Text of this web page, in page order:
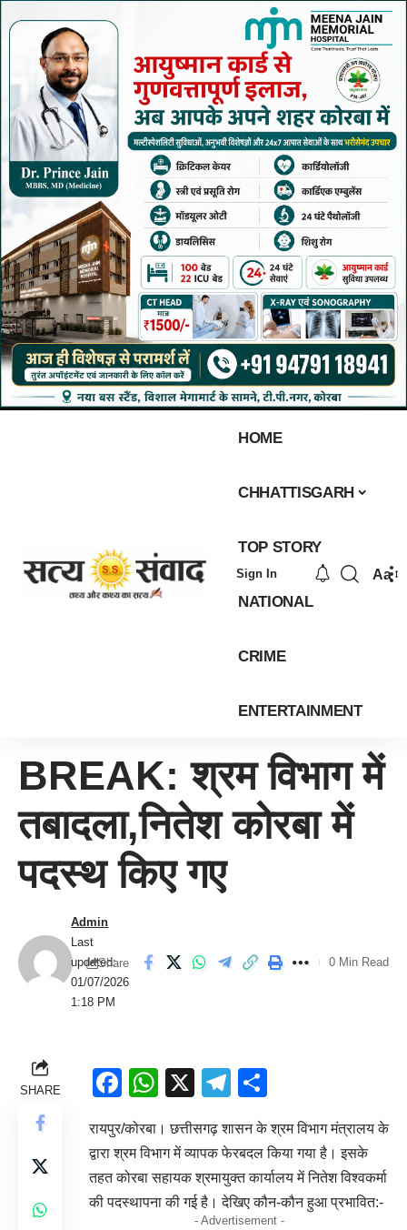
HOME
CHHATTISGARH
TOP STORY
NATIONAL
CRIME
ENTERTAINMENT
Sign In Aa
BREAK: श्रम विभाग में
तबादला,नितेश कोरबा में
पदस्थ किए गए
Last
updated:
01/07/2026
1:18 PM
Admin
Share 0 Min Read
SHARE Facebook
WhatsApp
X Telegram
रायपुर/कोरबा। छत्तीसगढ़ शासन के श्रम विभाग मंत्रालय के
द्वारा श्रम विभाग में व्यापक फेरबदल किया गया है। इसके
तहत कोरबा सहायक श्रमायुक्त कार्यालय में नितेश विश्वकर्मा
की पदस्थापना की गई है। देखिए कौन-कौन हुआ प्रभावित:-
- Advertisement -